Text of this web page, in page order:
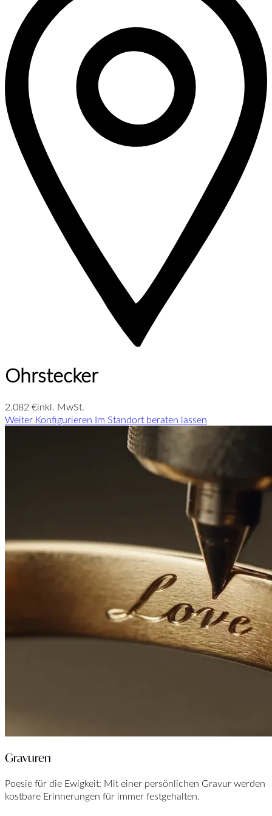
Ohrstecker
2.082 €inkl. MwSt.
Weiter Konfigurieren Im Standort beraten lassen
Gravuren
Poesie für die Ewigkeit: Mit einer persönlichen Gravur werden
kostbare Erinnerungen für immer festgehalten.